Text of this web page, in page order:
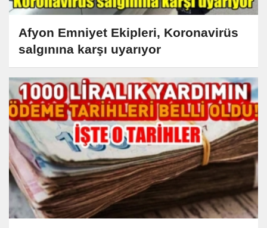
Afyon Emniyet Ekipleri, Koronavirüs
salgınına karşı uyarıyor